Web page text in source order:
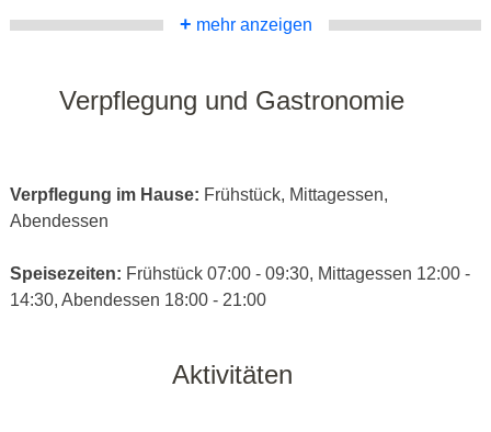
+ mehr anzeigen
Verpflegung und Gastronomie
Verpflegung im Hause: Frühstück, Mittagessen,
Abendessen
Speisezeiten: Frühstück 07:00 - 09:30, Mittagessen 12:00 -
14:30, Abendessen 18:00 - 21:00
Aktivitäten